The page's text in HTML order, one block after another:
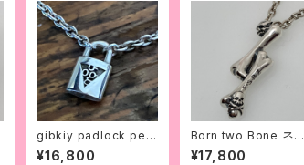
gibkiy padlock pen
dant
¥16,800
Born two Bone ネッ
クレス
¥17,800